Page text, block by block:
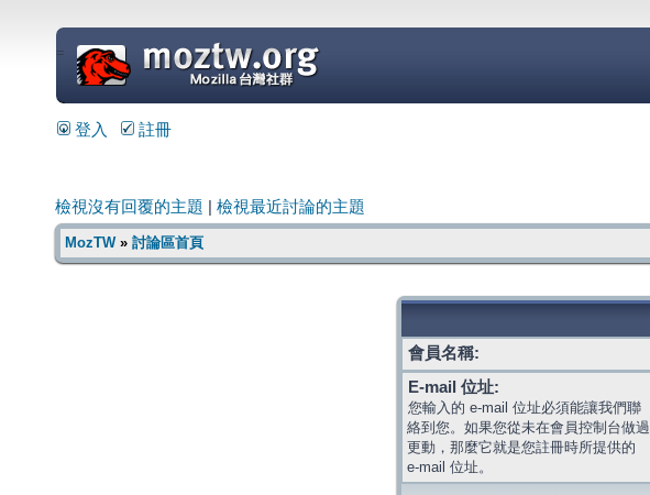
=
登入 註冊
檢視沒有回覆的主題 檢視最近討論的主題
MozTW» 討論區首頁
會員名稱:
E-mail 位址:
您輸入的 e-mail 位址必須能讓我們聯
絡到您。如果您從未在會員控制台做過
更動，那麼它就是您註冊時所提供的
e-mail 位址。